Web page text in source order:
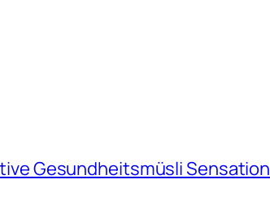
Gesundheitsmüsli Sensation